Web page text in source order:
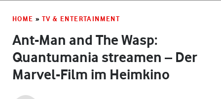
HOME » TV & ENTERTAINMENT
Ant-Man and The Wasp:
Quantumania streamen – Der
Marvel-Film im Heimkino